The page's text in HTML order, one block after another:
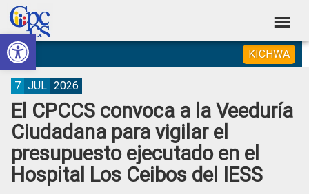
Abrir barra de herramientas
Skip
to
primary
navigation
Skip
to
main
content
Skip
to
primary
sidebar
Skip
to
footer
Consejo
de
Participación
Ciudadana
Control
Social
Construyendo
Poder
Ciudadano
KICHWA
El CPCCS convoca a la Veeduría
Ciudadana para vigilar el
presupuesto ejecutado en el
Hospital Los Ceibos del IESS
7 JUL 2026